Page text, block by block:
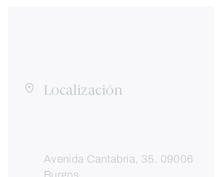
Localización
Avenida Cantabria, 35. 09006